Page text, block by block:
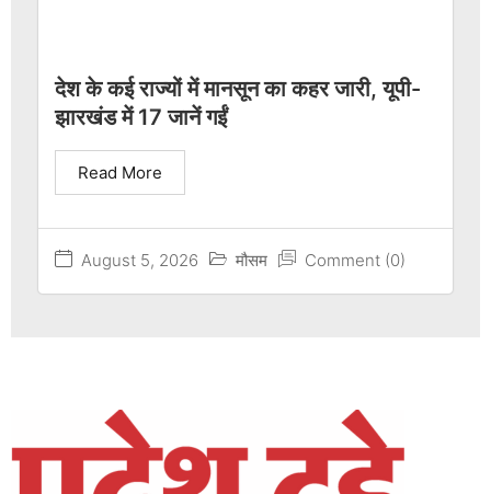
देश के कई राज्यों में मानसून का कहर जारी, यूपी-
झारखंड में 17 जानें गईं
August 5, 2026 मौसम Comment (0)
Read More